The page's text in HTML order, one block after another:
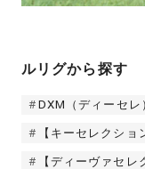
ルリグから探す
DXM（ディーセレ
【キーセレクショ
【ディーヴァセレ